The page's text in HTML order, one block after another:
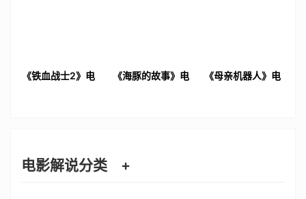
《铁血战士2》电
《海豚的故事》电
《母亲机器人》电
电影解说分类 +